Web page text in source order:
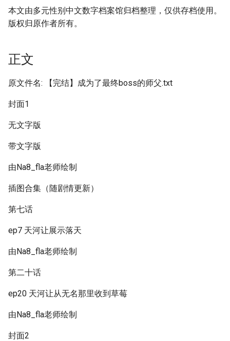
本文由多元性别中文数字档案馆归档整理，仅供存档使用。
版权归原作者所有。
正文
原文件名: 【完结】成为了最终boss的师父.txt
封面1
无文字版
带文字版
由Na8_fla老师绘制
插图合集（随剧情更新）
第七话
ep7 天河让展示落天
由Na8_fla老师绘制
第二十话
ep20 天河让从无名那里收到草莓
由Na8_fla老师绘制
封面2